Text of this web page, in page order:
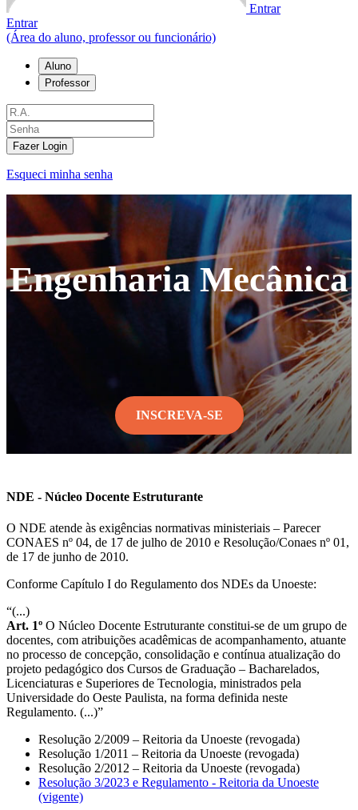
Entrar
Entrar
(Área do aluno, professor ou funcionário)
Aluno
Professor
Fazer Login
Esqueci minha senha
Engenharia Mecânica
INSCREVA-SE
NDE - Núcleo Docente Estruturante
O NDE atende às exigências normativas ministeriais – Parecer
CONAES nº 04, de 17 de julho de 2010 e Resolução/Conaes nº 01,
de 17 de junho de 2010.
Conforme Capítulo I do Regulamento dos NDEs da Unoeste:
“(...)
Art. 1º O Núcleo Docente Estruturante constitui-se de um grupo de
docentes, com atribuições acadêmicas de acompanhamento, atuante
no processo de concepção, consolidação e contínua atualização do
projeto pedagógico dos Cursos de Graduação – Bacharelados,
Licenciaturas e Superiores de Tecnologia, ministrados pela
Universidade do Oeste Paulista, na forma definida neste
Regulamento. (...)”
Resolução 2/2009 – Reitoria da Unoeste (revogada)
Resolução 1/2011 – Reitoria da Unoeste (revogada)
Resolução 2/2012 – Reitoria da Unoeste (revogada)
Resolução 3/2023 e Regulamento - Reitoria da Unoeste
(vigente)